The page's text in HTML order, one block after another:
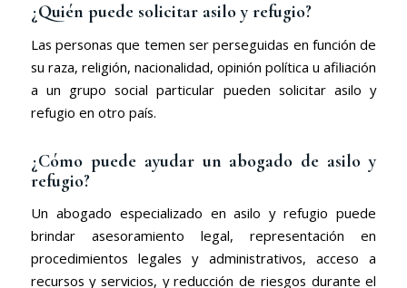
¿Quién puede solicitar asilo y refugio?
Las personas que temen ser perseguidas en función de
su raza, religión, nacionalidad, opinión política u afiliación
a un grupo social particular pueden solicitar asilo y
refugio en otro país.
¿Cómo puede ayudar un abogado de asilo y
refugio?
Un abogado especializado en asilo y refugio puede
brindar asesoramiento legal, representación en
procedimientos legales y administrativos, acceso a
recursos y servicios, y reducción de riesgos durante el